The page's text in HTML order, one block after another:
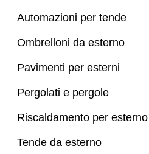
Automazioni per tende
Ombrelloni da esterno
Pavimenti per esterni
Pergolati e pergole
Riscaldamento per esterno
Tende da esterno